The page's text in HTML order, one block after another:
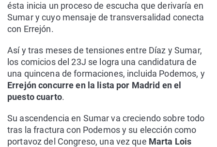
ésta inicia un proceso de escucha que derivaría en
Sumar y cuyo mensaje de transversalidad conecta
con Errejón.
Así y tras meses de tensiones entre Díaz y Sumar,
los comicios del 23J se logra una candidatura de
una quincena de formaciones, incluida Podemos, y
Errejón concurre en la lista por Madrid en el
puesto cuarto.
Su ascendencia en Sumar va creciendo sobre todo
tras la fractura con Podemos y su elección como
portavoz del Congreso, una vez que Marta Lois